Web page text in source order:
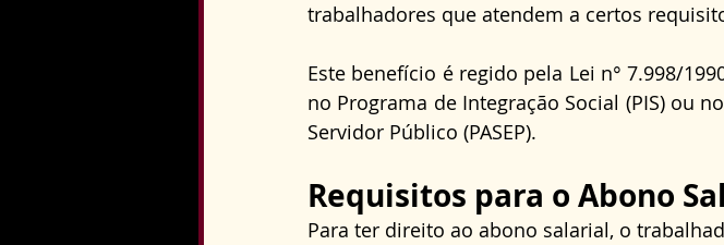
trabalhadores que atendem a certos
Este benefício é regido pela Lei n° 7.998/
no Programa de Integração Social (PIS) ou
Servidor Público (PASEP).
Requisitos para o Abono
Para ter direito ao abono salarial, o